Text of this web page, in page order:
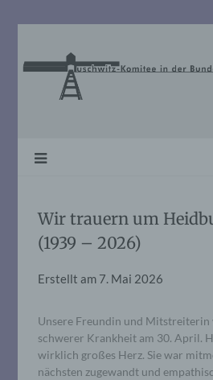
Wir trauern um
(1939 – 2026)
Erstellt am 7. Mai 2026
Unsere Freundin und Mitstreiterin
schwerer Krankheit am 30. April.
wirklich großes Herz. Sie war
nächsten zugewandt und